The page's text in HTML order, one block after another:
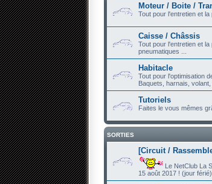
Moteur / Boite /
Tout pour l'entretien et
Caisse / Châssis
Tout pour l'entretien et
pneumatiques ...
Habitacle
Tout pour l'optimisation
Baquets, harnais, volant,
Tutoriels
Faites le vous mêmes
SORTIES
[Circuit /
Le NetClub La
15 août 2017 ! (jour férié)